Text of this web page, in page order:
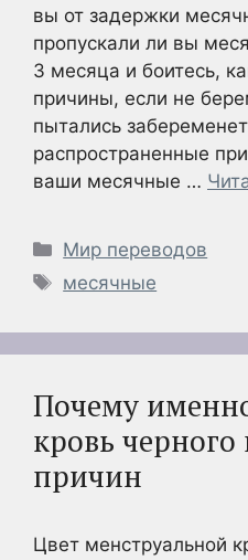
вы от задержки
пропускали ли вы
3 месяца и боитесь,
причины, если не
пытались
распространенные
ваши месячные …
Рубрики
Мир переводов
Метки
месячные
Почему
кровь черного
причин
Цвет менструальной